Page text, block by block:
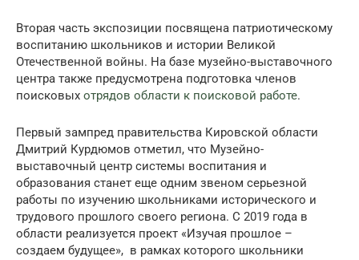
Вторая часть экспозиции посвящена патриотическому
воспитанию школьников и истории Великой
Отечественной войны. На базе музейно-выставочного
центра также предусмотрена подготовка членов
поисковых отрядов области к поисковой работе.
Первый зампред правительства Кировской области
Дмитрий Курдюмов отметил, что Музейно-
выставочный центр системы воспитания и
образования станет еще одним звеном серьезной
работы по изучению школьниками исторического и
трудового прошлого своего региона. С 2019 года в
области реализуется проект «Изучая прошлое –
создаем будущее», в рамках которого школьники